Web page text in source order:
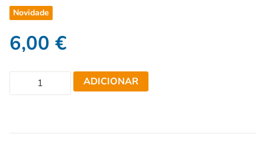
Novidade
6,00 €
ADICIONAR